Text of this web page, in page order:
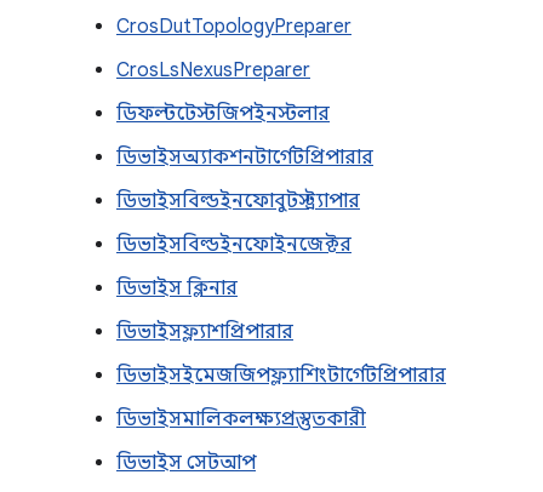
CrosDutTopologyPreparer
CrosLsNexusPreparer
ডিফল্টটেস্টজিপইনস্টলার
ডিভাইসঅ্যাকশনটার্গেটপ্রিপারার
ডিভাইসবিল্ডইনফোবুটস্ট্র্যাপার
ডিভাইসবিল্ডইনফোইনজেক্টর
ডিভাইস ক্লিনার
ডিভাইসফ্ল্যাশপ্রিপারার
ডিভাইসইমেজজিপফ্ল্যাশিংটার্গেটপ্রিপারার
ডিভাইসমালিকলক্ষ্যপ্রস্তুতকারী
ডিভাইস সেটআপ